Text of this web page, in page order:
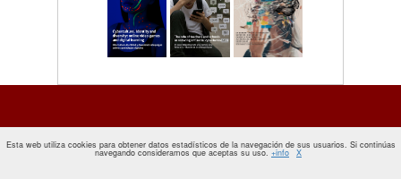
Esta web utiliza cookies para obtener datos estadísticos de la navegación de sus usuarios. Si continúas
navegando consideramos que aceptas su uso. +info X